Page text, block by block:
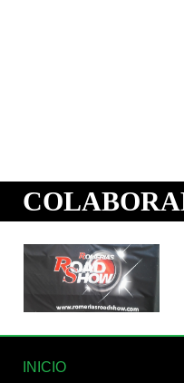
INICIO